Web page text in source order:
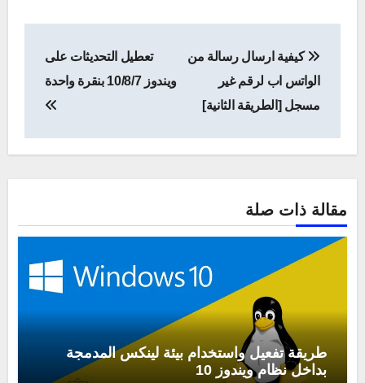
المقالات
كيفية ارسال رسالة من
الواتس اب لرقم غير
مسجل [الطريقة الثانية]
تعطيل التحديثات على
ويندوز 10/8/7 بنقرة واحدة
مقالة ذات صلة
طريقة تفعيل واستخدام بيئة لينكس المدمجة
بداخل نظام ويندوز 10